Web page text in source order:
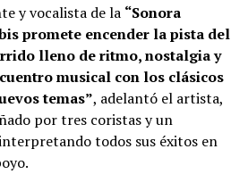
y vocalista de la “Sonora
promete encender la pista del
lleno de ritmo, nostalgia y
musical con los clásicos
temas”, adelantó el artista,
por tres coristas y un
todos sus éxitos en